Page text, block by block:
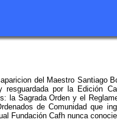
del Maestro Santiago
resguardada por la Edición
la Sagrada Orden y el
de Comunidad que
Fundación Cafh nunca